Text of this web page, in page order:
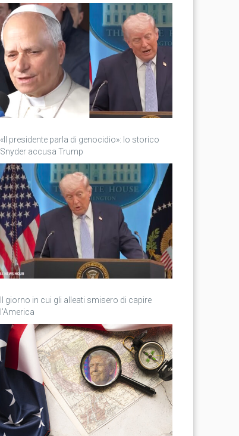
«Il presidente parla di genocidio»: lo storico
Snyder accusa Trump
Il giorno in cui gli alleati smisero di capire
l’America